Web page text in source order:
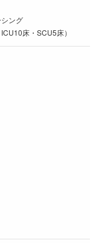
ング
床・SCU5床）